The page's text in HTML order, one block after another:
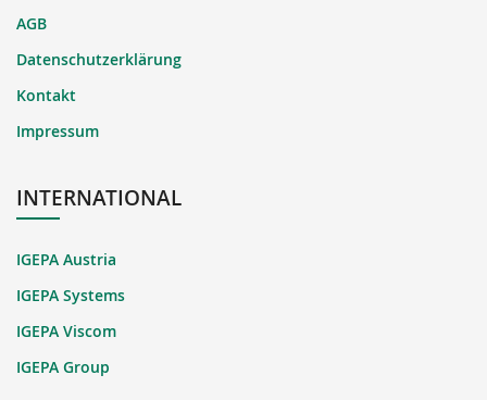
AGB
Datenschutzerklärung
Kontakt
Impressum
INTERNATIONAL
IGEPA Austria
IGEPA Systems
IGEPA Viscom
IGEPA Group